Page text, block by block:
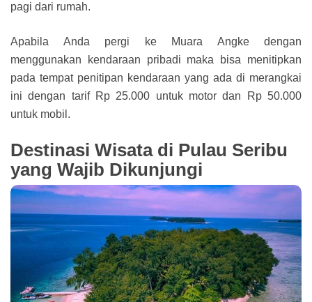
pagi dari rumah.
Apabila Anda pergi ke Muara Angke dengan
menggunakan kendaraan pribadi maka bisa menitipkan
pada tempat penitipan kendaraan yang ada di merangkai
ini dengan tarif Rp 25.000 untuk motor dan Rp 50.000
untuk mobil.
Destinasi Wisata di Pulau Seribu
yang Wajib Dikunjungi